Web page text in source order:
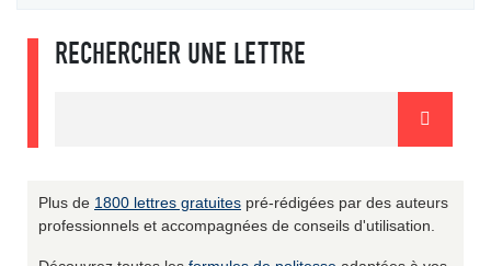
RECHERCHER UNE LETTRE
Plus de 1800 lettres gratuites pré-rédigées par des auteurs
professionnels et accompagnées de conseils d'utilisation.